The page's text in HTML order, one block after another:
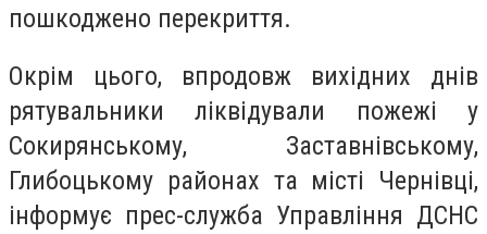
пошкоджено перекриття.
Окрім цього, впродовж вихідних днів
рятувальники ліквідували пожежі у
Сокирянському, Заставнівському,
Глибоцькому районах та місті Чернівці,
інформує прес-служба Управління ДСНС